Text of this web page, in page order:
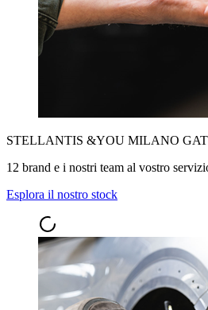
STELLANTIS &YOU MILANO
12 brand e i nostri team al vostro
Esplora il nostro stock